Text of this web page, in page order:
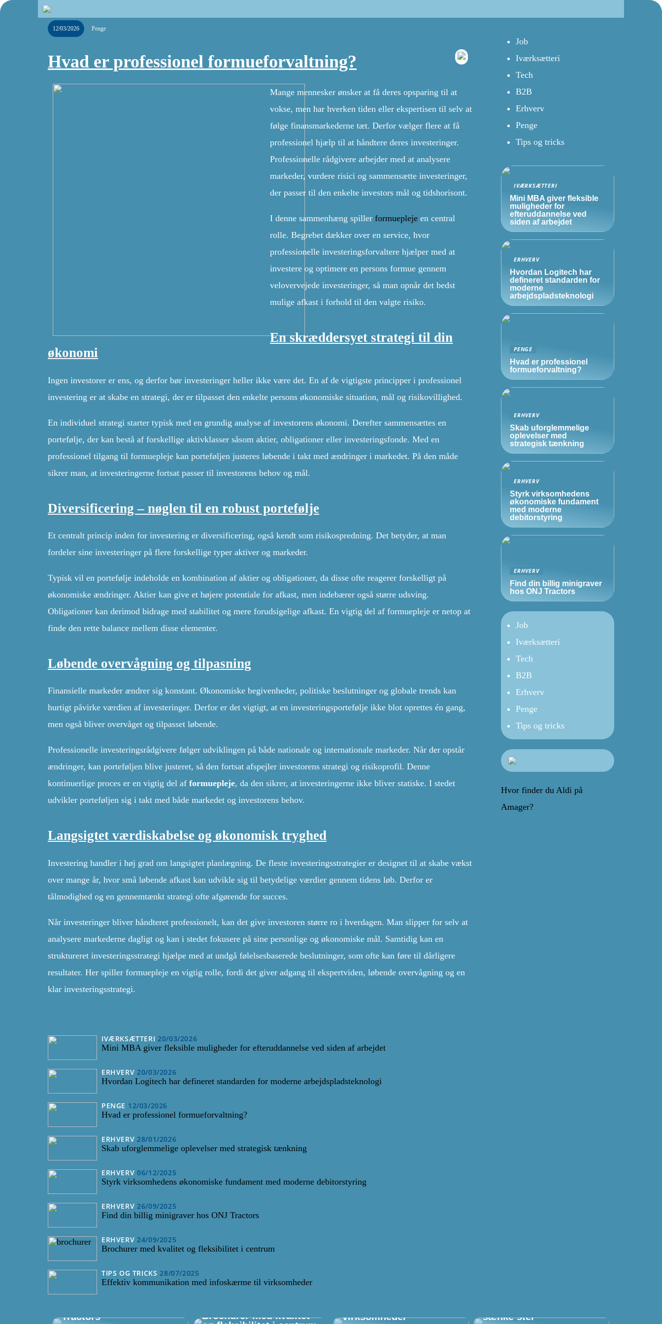
12/03/2026 Penge
Hvad er professionel formueforvaltning?
Mange mennesker ønsker at få deres opsparing til at
vokse, men har hverken tiden eller ekspertisen til selv at
følge finansmarkederne tæt. Derfor vælger flere at få
professionel hjælp til at håndtere deres investeringer.
Professionelle rådgivere arbejder med at analysere
markeder, vurdere risici og sammensætte investeringer,
der passer til den enkelte investors mål og tidshorisont.
I denne sammenhæng spillerformueplejeen central
rolle. Begrebet dækker over en service, hvor
professionelle investeringsforvaltere hjælper med at
investere og optimere en persons formue gennem
velovervejede investeringer, så man opnår det bedst
mulige afkast i forhold til den valgte risiko.
En skræddersyet strategi til din
økonomi
Ingen investorer er ens, og derfor bør investeringer heller ikke være det. En af de vigtigste principper i professionel
investering er at skabe en strategi, der er tilpasset den enkelte persons økonomiske situation, mål og risikovillighed.
En individuel strategi starter typisk med en grundig analyse af investorens økonomi. Derefter sammensættes en
portefølje, der kan bestå af forskellige aktivklasser såsom aktier, obligationer eller investeringsfonde. Med en
professionel tilgang til formuepleje kan porteføljen justeres løbende i takt med ændringer i markedet. På den måde
sikrer man, at investeringerne fortsat passer til investorens behov og mål.
Diversificering – nøglen til en robust portefølje
Et centralt princip inden for investering er diversificering, også kendt som risikospredning. Det betyder, at man
fordeler sine investeringer på flere forskellige typer aktiver og markeder.
Typisk vil en portefølje indeholde en kombination af aktier og obligationer, da disse ofte reagerer forskelligt på
økonomiske ændringer. Aktier kan give et højere potentiale for afkast, men indebærer også større udsving.
Obligationer kan derimod bidrage med stabilitet og mere forudsigelige afkast. En vigtig del af formuepleje er netop at
finde den rette balance mellem disse elementer.
Løbende overvågning og tilpasning
Finansielle markeder ændrer sig konstant. Økonomiske begivenheder, politiske beslutninger og globale trends kan
hurtigt påvirke værdien af investeringer. Derfor er det vigtigt, at en investeringsportefølje ikke blot oprettes én gang,
men også bliver overvåget og tilpasset løbende.
Professionelle investeringsrådgivere følger udviklingen på både nationale og internationale markeder. Når der opstår
ændringer, kan porteføljen blive justeret, så den fortsat afspejler investorens strategi og risikoprofil. Denne
kontinuerlige proces er en vigtig del af formuepleje, da den sikrer, at investeringerne ikke bliver statiske. I stedet
udvikler porteføljen sig i takt med både markedet og investorens behov.
Langsigtet værdiskabelse og økonomisk tryghed
Investering handler i høj grad om langsigtet planlægning. De fleste investeringsstrategier er designet til at skabe vækst
over mange år, hvor små løbende afkast kan udvikle sig til betydelige værdier gennem tidens løb. Derfor er
tålmodighed og en gennemtænkt strategi ofte afgørende for succes.
Når investeringer bliver håndteret professionelt, kan det give investoren større ro i hverdagen. Man slipper for selv at
analysere markederne dagligt og kan i stedet fokusere på sine personlige og økonomiske mål. Samtidig kan en
struktureret investeringsstrategi hjælpe med at undgå følelsesbaserede beslutninger, som ofte kan føre til dårligere
resultater. Her spiller formuepleje en vigtig rolle, fordi det giver adgang til ekspertviden, løbende overvågning og en
klar investeringsstrategi.
IVÆRKSÆTTERI 20/03/2026
Mini MBA giver fleksible muligheder for efteruddannelse ved siden af arbejdet
ERHVERV 20/03/2026
Hvordan Logitech har defineret standarden for moderne arbejdspladsteknologi
PENGE 12/03/2026
Hvad er professionel formueforvaltning?
ERHVERV 28/01/2026
Skab uforglemmelige oplevelser med strategisk tænkning
ERHVERV 06/12/2025
Styrk virksomhedens økonomiske fundament med moderne debitorstyring
ERHVERV 26/09/2025
Find din billig minigraver hos ONJ Tractors
ERHVERV 24/09/2025
Brochurer med kvalitet og fleksibilitet i centrum
TIPS OG TRICKS 28/07/2025
Effektiv kommunikation med infoskærme til virksomheder
Job
Iværksætteri
Tech
B2B
Erhverv
Penge
Tips og tricks
IVÆRKSÆTTERI
Mini MBA giver fleksible
muligheder for
efteruddannelse ved
siden af arbejdet
ERHVERV
Hvordan Logitech har
defineret standarden for
moderne
arbejdspladsteknologi
PENGE
Hvad er professionel
formueforvaltning?
ERHVERV
Skab uforglemmelige
oplevelser med
strategisk tænkning
ERHVERV
Styrk virksomhedens
økonomiske fundament
med moderne
debitorstyring
ERHVERV
Find din billig minigraver
hos ONJ Tractors
Job
Iværksætteri
Tech
B2B
Erhverv
Penge
Tips og tricks
Hvor finder du Aldi på
Amager?
Find din billig
Tractors
Brochurer med kvalitet
virksomheder
sænke stel